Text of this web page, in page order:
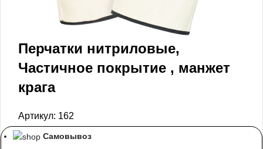
Перчатки нитриловые,
Частичное покрытие , манжет
крага
Артикул: 162
Самовывоз